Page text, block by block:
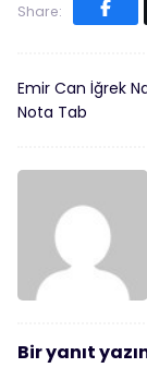
Share:
Emir Can İğrek
Nota Tab
Bir yanıt